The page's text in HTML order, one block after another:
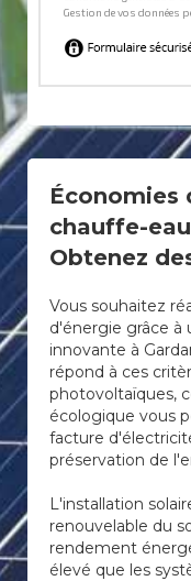
Économies
chauffe-
Obtenez
Vous souhaitez
d'énergie grâce à
innovante à
répond à ces
photovoltaïques,
écologique vous
facture
préservation de
L'installation
renouvelable du
rendement
élevé que les